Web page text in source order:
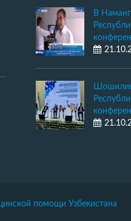
В
помощи Узбекистана